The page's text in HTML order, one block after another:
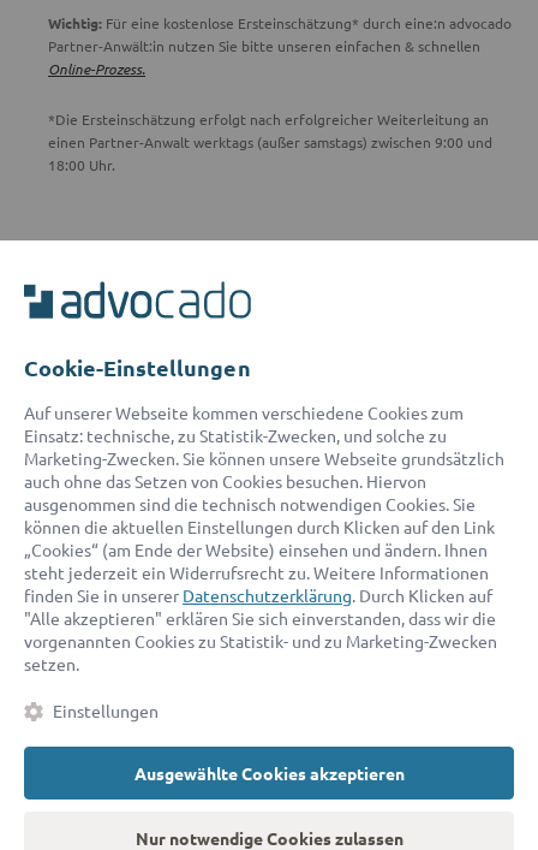
Wichtig: Für eine kostenlose Ersteinschätzung* durch eine:n advocado
Partner-Anwält:in nutzen Sie bitte unseren einfachen & schnellen
Online-Prozess.
*Die Ersteinschätzung erfolgt nach erfolgreicher Weiterleitung an
einen Partner-Anwalt werktags (außer samstags) zwischen 9:00 und
18:00 Uhr.
Unser Serviceteam ist von 8:00 bis 17:00 Uhr für Sie erreichbar.
E-Mail:
service@advocado.com
© 2026 advocado - einfach online den passenden Rechtsanwalt finden
Auszeichnungen:
KontaktDatenschutzImpressumFaktenAGB
CookiesBarrierefreiheitserklärung
Cookie-Einstellungen
Auf unserer Webseite kommen verschiedene Cookies zum
Einsatz: technische, zu Statistik-Zwecken, und solche zu
Marketing-Zwecken. Sie können unsere Webseite grundsätzlich
auch ohne das Setzen von Cookies besuchen. Hiervon
ausgenommen sind die technisch notwendigen Cookies. Sie
können die aktuellen Einstellungen durch Klicken auf den Link
„Cookies“ (am Ende der Website) einsehen und ändern. Ihnen
steht jederzeit ein Widerrufsrecht zu. Weitere Informationen
finden Sie in unserer Datenschutzerklärung. Durch Klicken auf
"Alle akzeptieren" erklären Sie sich einverstanden, dass wir die
vorgenannten Cookies zu Statistik- und zu Marketing-Zwecken
setzen.
Einstellungen
Ausgewählte Cookies akzeptieren
Nur notwendige Cookies zulassen